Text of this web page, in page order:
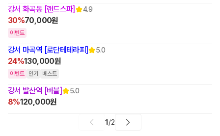
강서 화곡동 [랜드스파]
4.9
30%70,000원
이벤트
강서 마곡역 [로단테테라피] 5.0
24%130,000원
이벤트 인기 베스트
강서 발산역 [버블] 5.0
8%120,000원
1 /2